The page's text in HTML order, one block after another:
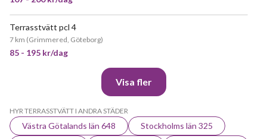
Terrasstvätt pcl 4
7 km (Grimmered, Göteborg)
85 - 195 kr/dag
Visa fler
HYR TERRASSTVÄTT I ANDRA STÄDER
Västra Götalands län 648
Stockholms län 325